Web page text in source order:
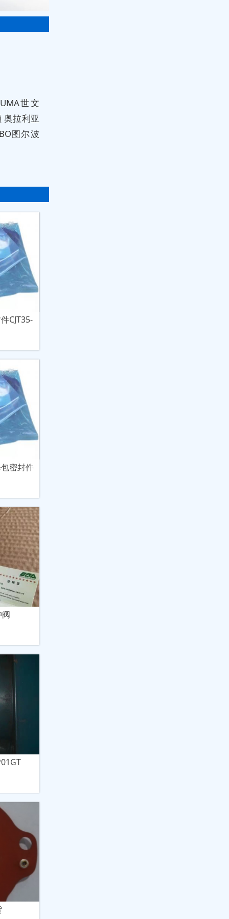
世文
奥拉利亚
图尔波
CJT35-
密封件